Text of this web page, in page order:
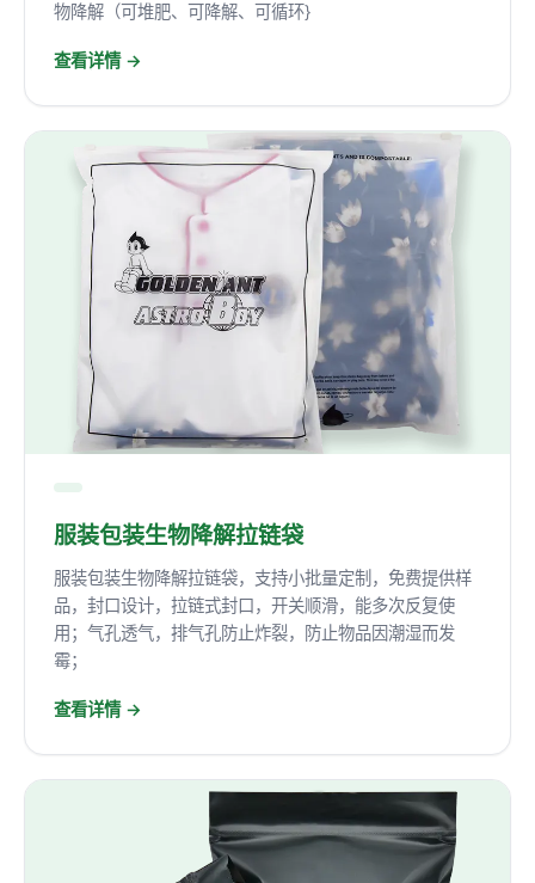
物降解（可堆肥、可降解、可循环}
查看详情 →
服装包装生物降解拉链袋
服装包装生物降解拉链袋，支持小批量定制，免费提供样
品，封口设计，拉链式封口，开关顺滑，能多次反复使
用；气孔透气，排气孔防止炸裂，防止物品因潮湿而发
霉；
查看详情 →